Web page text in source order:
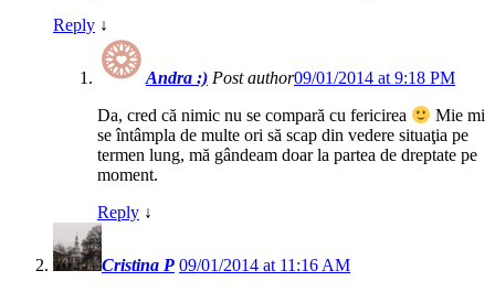
Reply ↓
Andra :) Post author09/01/2014 at 9:18 PM
Da, cred că nimic nu se compară cu fericirea
Mie mi
se întâmpla de multe ori să scap din vedere situaţia pe
termen lung, mă gândeam doar la partea de dreptate pe
moment.
Reply ↓
Cristina P 09/01/2014 at 11:16 AM